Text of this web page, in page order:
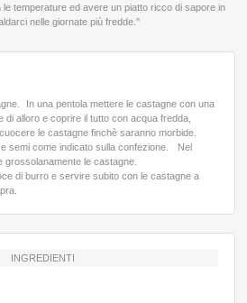
temperature ed avere un piatto ricco di sapore in
nelle giornate più fredde."
In una pentola mettere le castagne con una
di alloro e coprire il tutto con acqua fredda,
le castagne finchè saranno morbide.
semi come indicato sulla confezione. Nel
grossolanamente le castagne.
di burro e servire subito con le castagne a
INGREDIENTI